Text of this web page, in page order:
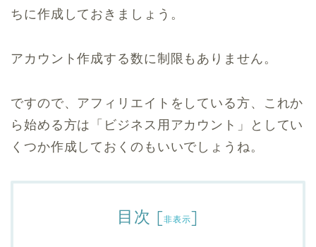
ちに作成しておきましょう。
アカウント作成する数に制限もありません。
ですので、アフィリエイトをしている方、これか
ら始める方は「ビジネス用アカウント」としてい
くつか作成しておくのもいいでしょうね。
目次 [非表示]